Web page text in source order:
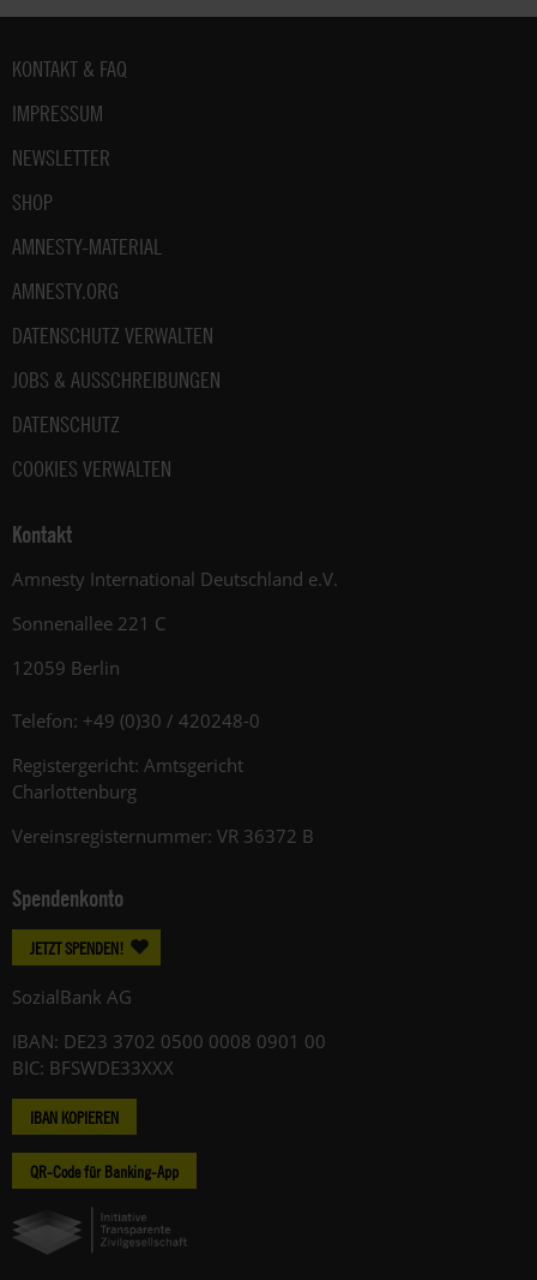
Fußbereich
KONTAKT & FAQ
IMPRESSUM
NEWSLETTER
SHOP
AMNESTY-MATERIAL
AMNESTY.ORG
DATENSCHUTZ VERWALTEN
JOBS & AUSSCHREIBUNGEN
DATENSCHUTZ
COOKIES VERWALTEN
Kontakt
Amnesty International Deutschland e.V.
Sonnenallee 221 C
12059 Berlin
Telefon: +49 (0)30 / 420248-0
Registergericht: Amtsgericht
Charlottenburg
Vereinsregisternummer: VR 36372 B
Spendenkonto
JETZT SPENDEN!
SozialBank AG
IBAN: DE23 3702 0500 0008 0901 00
BIC: BFSWDE33XXX
IBAN KOPIEREN
QR-Code für Banking-App